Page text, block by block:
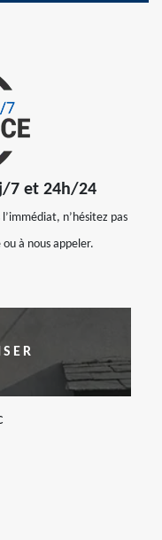
7 et 24h/24
n’hésitez pas
à nous appeler.